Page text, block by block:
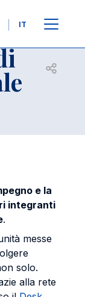
IT
Apri
e la
integranti
.
messe
solo.
alla rete